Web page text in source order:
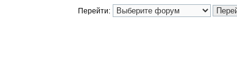
Перейти: